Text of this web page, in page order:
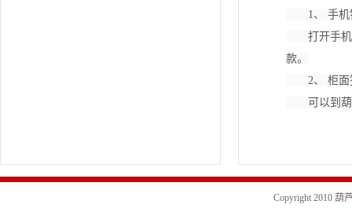
1、 手
打开手机
款。
2、 柜面
可以到葫
Copyright 2010 葫